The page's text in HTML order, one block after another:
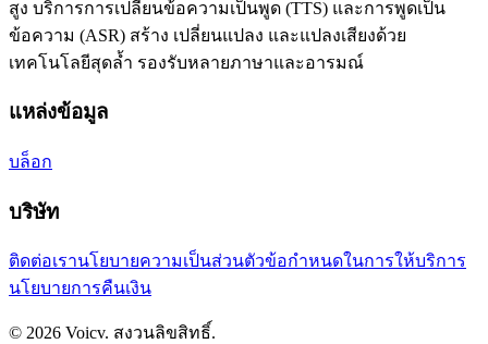
สูง บริการการเปลี่ยนข้อความเป็นพูด (TTS) และการพูดเป็น
ข้อความ (ASR) สร้าง เปลี่ยนแปลง และแปลงเสียงด้วย
เทคโนโลยีสุดล้ำ รองรับหลายภาษาและอารมณ์
แหล่งข้อมูล
บล็อก
บริษัท
ติดต่อเรานโยบายความเป็นส่วนตัวข้อกำหนดในการให้บริการ
นโยบายการคืนเงิน
© 2026 Voicv. สงวนลิขสิทธิ์.